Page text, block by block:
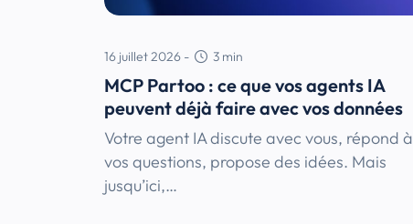
16 juillet 2026 - 3 min
MCP Partoo : ce que vos agents IA
peuvent déjà faire avec vos données
Votre agent IA discute avec vous, répond à
vos questions, propose des idées. Mais
jusqu’ici,…